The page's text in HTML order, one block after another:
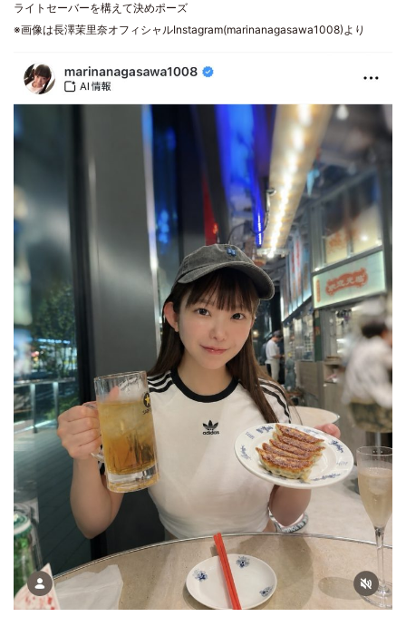
ライトセーバーを構えて決めポーズ
※画像は長澤茉里奈オフィシャルInstagram(marinanagasawa1008)より